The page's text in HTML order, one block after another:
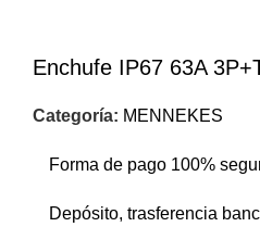
Enchufe IP67 63A
Categoría: MENNEKES
Forma de pago 100%
Depósito, trasferencia